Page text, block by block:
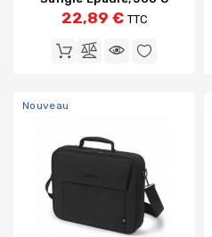
22,89 € TTC
Nouveau